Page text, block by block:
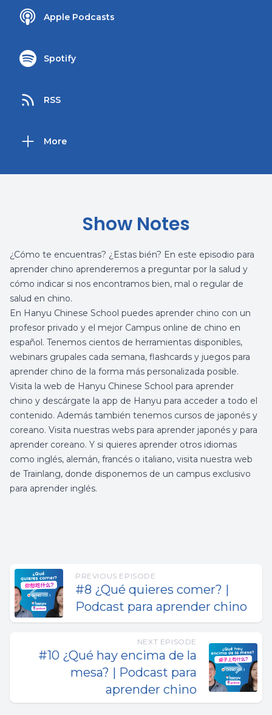
Apple Podcasts
Spotify
RSS
More
Show Notes
¿Cómo te encuentras? ¿Estas bién? En este episodio para
aprender chino aprenderemos a preguntar por la salud y
cómo indicar si nos encontramos bien, mal o regular de
salud en chino.
En Hanyu Chinese School puedes aprender chino con un
profesor privado y el mejor Campus online de chino en
español. Tenemos cientos de herramientas disponibles,
webinars grupales cada semana, flashcards y juegos para
aprender chino de la forma más personalizada posible.
Visita la web de Hanyu Chinese School para aprender
chino y descárgate la app de Hanyu para acceder a todo el
contenido. Además también tenemos cursos de japonés y
coreano. Visita nuestras webs para aprender japonés y para
aprender coreano. Y si quieres aprender otros idiomas
como inglés, alemán, francés o italiano, visita nuestra web
de Trainlang, donde disponemos de un campus exclusivo
para aprender inglés.
PREVIOUS EPISODE
#8 ¿Qué quieres comer? |
Podcast para aprender chino
NEXT EPISODE
#10 ¿Qué hay encima de la
mesa? | Podcast para
aprender chino